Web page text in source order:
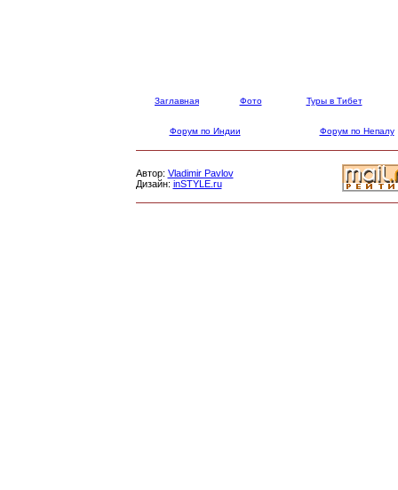
Заглавная Фото Туры в Тибет
Форум по Индии Форум по Непалу
Автор: Vladimir Pavlov
Дизайн: inSTYLE.ru